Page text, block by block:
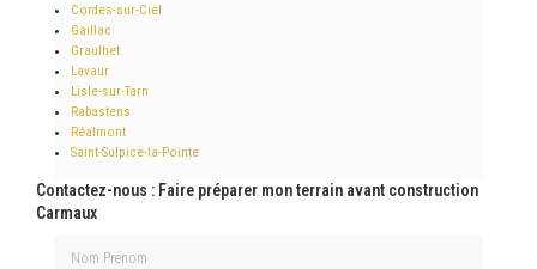
Cordes-sur-Ciel
Gaillac
Graulhet
Lavaur
Lisle-sur-Tarn
Rabastens
Réalmont
Saint-Sulpice-la-Pointe
Contactez-nous : Faire préparer mon terrain avant construction
Carmaux